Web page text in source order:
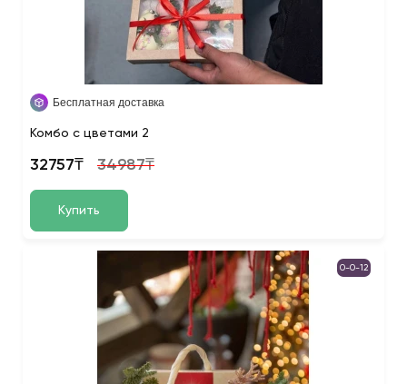
Бесплатная доставка
Комбо с цветами 2
32757₸ 34987₸
Купить
0-0-12